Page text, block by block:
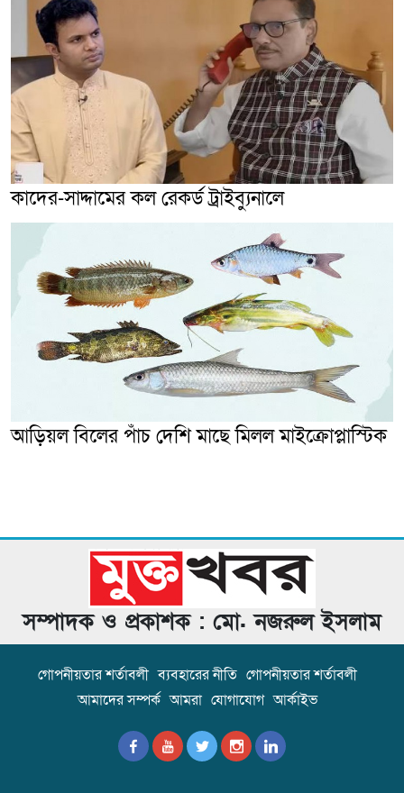
কাদের-সাদ্দামের কল রেকর্ড ট্রাইব্যুনালে
আড়িয়ল বিলের পাঁচ দেশি মাছে মিলল মাইক্রোপ্লাস্টিক
সম্পাদক ও প্রকাশক : মো. নজরুল ইসলাম
গোপনীয়তার শর্তাবলী ব্যবহারের নীতি গোপনীয়তার শর্তাবলী
আমাদের সম্পর্ক আমরা যোগাযোগ আর্কাইভ